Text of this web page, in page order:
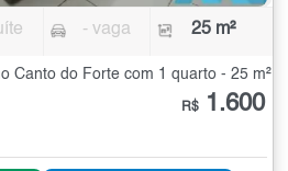
- vaga 25 m²
Canto do Forte com 1 quarto - 25 m²
R$ 1.600